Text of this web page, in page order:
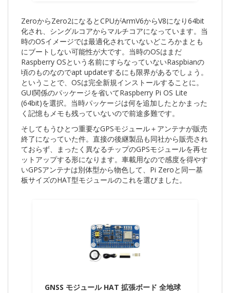
ZeroからZero2になるとCPUがArmV6からV8になり64bit
化され、シングルコアからマルチコアになっています。当
時のOSイメージでは最適化されていないどころかまとも
にブートしない可能性が大です。当時のOSはまだ
Raspberry OSという名前にすらなっていないRaspbianの
頃のものなのでapt updateするにも限界があるでしょう。
ということで、OSは完全新規インストールすることに。
GUI関係のパッケージを省いてRaspberry Pi OS Lite
(64bit)を選択。当時パッケージは何を追加したとかまった
く記憶もメモも残っていないので前途多難です。
そしてもうひとつ重要なGPSモジュール＋アンテナが販売
終了になっていた件。直接の後継製品も同社から販売され
ておらず、まったく異なるチップのGPSモジュールを再セ
ットアップする形になります。車載用なので感度を得やす
いGPSアンテナは別体型から物色して、Pi Zeroと同一基
板サイズのHAT型モジュールのこれを選びました。
GNSS モジュール HAT 拡張ボード 全地球